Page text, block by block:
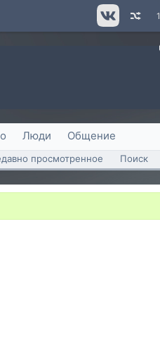
Люди Общение
просмотренное Поиск